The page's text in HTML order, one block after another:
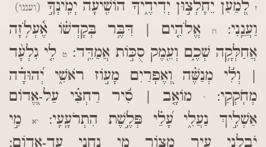
זלְ֭מַעַן יֵחָלְצ֣וּן יְדִידֶ֑יךָ הוֹשִׁ֖יעָה יְמִֽינְךָ֣ (ועננו)
וַעֲנֵֽנִי:ח
אֱלֹהִ֤ים | דִּבֶּ֥ר בְּקָדְשׁ֗וֹ אֶ֫עְלֹ֥זָה
אֲחַלְּקָ֥ה שְׁכֶ֑ם וְעֵ֖מֶק סֻכּ֣וֹת אֲמַדֵּֽד:ט
לִ֤י גִלְעָ֨ד
| וְלִ֬י מְנַשֶּׁ֗ה וְ֭אֶפְרַיִם מָע֣וֹז רֹאשִׁ֑י יְ֝הוּדָ֗ה
מְחֹֽקְקִי:י
מוֹאָ֤ב | סִ֬יר רַחְצִ֗י עַל-אֱ֭דוֹם
אַשְׁלִ֣יךְ נַעֲלִ֑י עָ֝לַ֗י פְּלֶ֣שֶׁת הִתְרֹעָֽעִֽי:יא
מִ֣י
יֹ֭בִלֵנִי עִ֣יר מָצ֑וֹר מִ֖י נָחַ֣נִי עַד-אֱדֽוֹם: